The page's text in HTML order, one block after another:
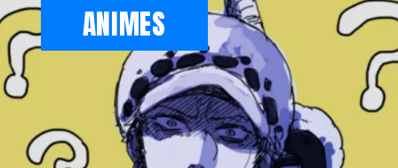
ANIMES